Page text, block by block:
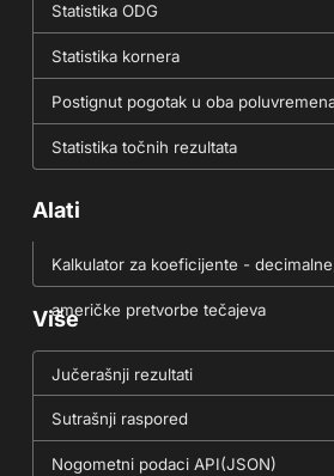
Statistika ODG
Statistika kornera
Postignut pogotak u oba
Statistika točnih rezultata
Alati
Kalkulator za koeficijente -
američke pretvorbe tečajeva
Više
Jučerašnji rezultati
Sutrašnji raspored
Nogometni podaci API(JSON)